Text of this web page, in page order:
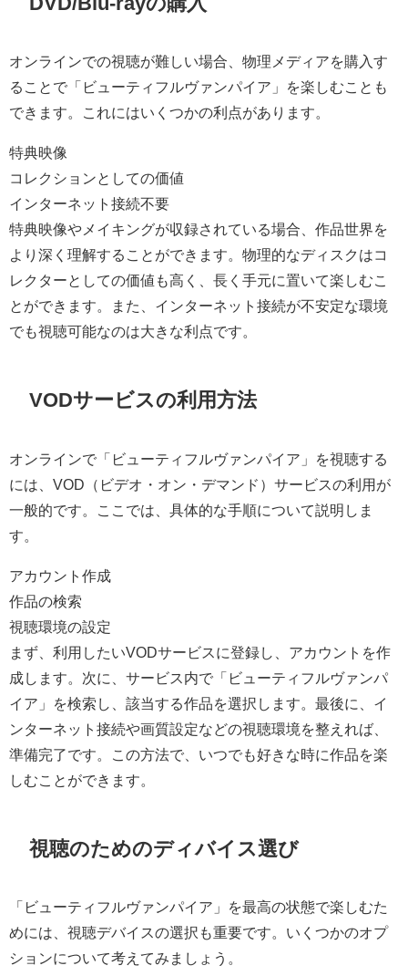
オンラインでの視聴が難しい場合、物理メディアを購入す
ることで「ビューティフルヴァンパイア」を楽しむことも
できます。これにはいくつかの利点があります。
特典映像
コレクションとしての価値
インターネット接続不要
特典映像やメイキングが収録されている場合、作品世界を
より深く理解することができます。物理的なディスクはコ
レクターとしての価値も高く、長く手元に置いて楽しむこ
とができます。また、インターネット接続が不安定な環境
でも視聴可能なのは大きな利点です。
VODサービスの利用方法
オンラインで「ビューティフルヴァンパイア」を視聴する
には、VOD（ビデオ・オン・デマンド）サービスの利用が
一般的です。ここでは、具体的な手順について説明しま
す。
アカウント作成
作品の検索
視聴環境の設定
まず、利用したいVODサービスに登録し、アカウントを作
成します。次に、サービス内で「ビューティフルヴァンパ
イア」を検索し、該当する作品を選択します。最後に、イ
ンターネット接続や画質設定などの視聴環境を整えれば、
準備完了です。この方法で、いつでも好きな時に作品を楽
しむことができます。
視聴のためのディバイス選び
「ビューティフルヴァンパイア」を最高の状態で楽しむた
めには、視聴デバイスの選択も重要です。いくつかのオプ
ションについて考えてみましょう。